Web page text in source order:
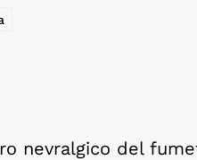
nevralgico del